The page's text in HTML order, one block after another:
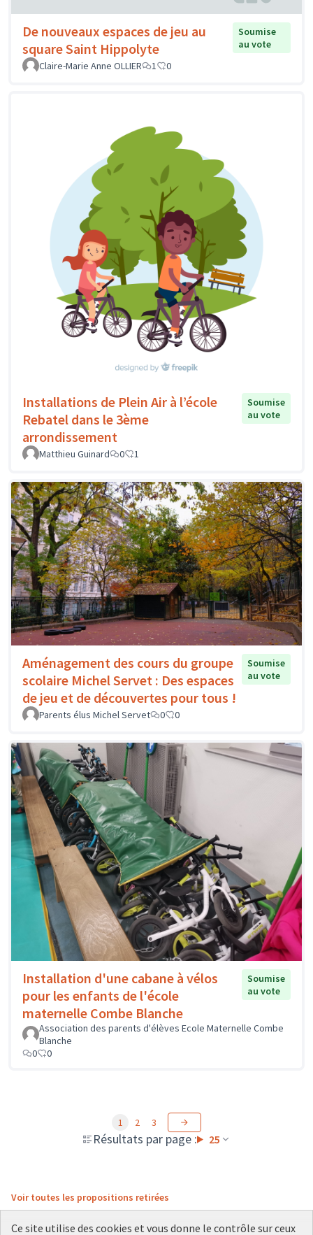
De nouveaux espaces de jeu au
square Saint Hippolyte
Soumise
au vote
Claire-Marie Anne OLLIER
1 0
Installations de Plein Air à l’école
Rebatel dans le 3ème
arrondissement
Soumise
au vote
Matthieu Guinard 0 1
Aménagement des cours du groupe
scolaire Michel Servet : Des espaces
de jeu et de découvertes pour tous !
Soumise
au vote
Parents élus Michel Servet 0 0
Installation d'une cabane à vélos
pour les enfants de l'école
maternelle Combe Blanche
Soumise
au vote
Association des parents d'élèves Ecole Maternelle Combe
Blanche
0
0
Résultats par page : 25
1 2 3
Voir toutes les propositions retirées
Ce site utilise des cookies et vous donne le contrôle sur ceux